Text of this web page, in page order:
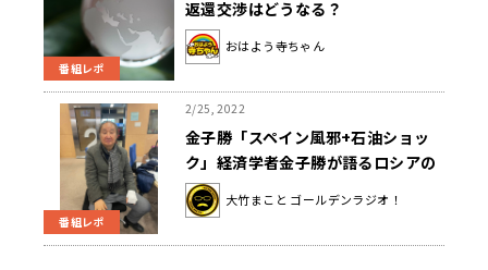
番組レポ
返還交渉はどうなる？
おはよう寺ちゃん
番組レポ
2/25, 2022
金子勝「スペイン風邪+石油ショッ
ク」経済学者金子勝が語るロシアの
ウクライナ侵攻による経済への影響
大竹まこと ゴールデンラジオ！